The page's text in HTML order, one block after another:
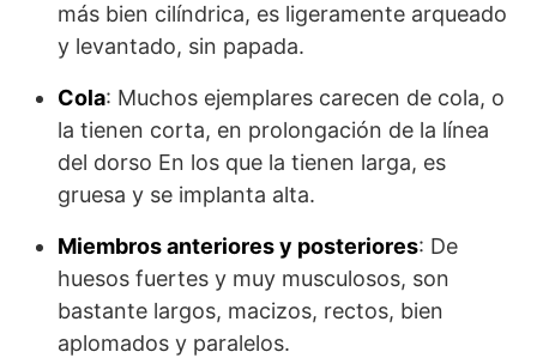
más bien cilíndrica, es ligeramente arqueado
y levantado, sin papada.
Cola: Muchos ejemplares carecen de cola, o
la tienen corta, en prolongación de la línea
del dorso En los que la tienen larga, es
gruesa y se implanta alta.
Miembros anteriores y posteriores: De
huesos fuertes y muy musculosos, son
bastante largos, macizos, rectos, bien
aplomados y paralelos.